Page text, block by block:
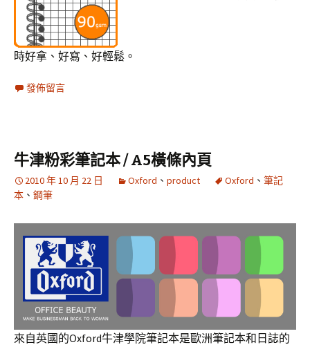
時好拿、好寫、好輕鬆。
發佈留言
牛津粉彩筆記本 / A5橫條內頁
2010 年 10 月 22 日 Oxford 、 product Oxford 、 筆記
本 、 鋼筆
來自英國的Oxford牛津學院筆記本是歐洲筆記本和日誌的